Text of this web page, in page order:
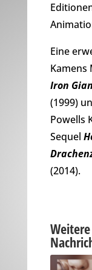
Eine
Kamens
Iron
(1999)
Powells
Sequel
(2014).